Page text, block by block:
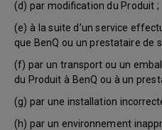
(d) par modification du Produit ;
(e) à la suite d’un service
que BenQ ou un prestataire de
(f) par un transport ou un
du Produit à BenQ ou à un
(g) par une installation
(h) par un environnement